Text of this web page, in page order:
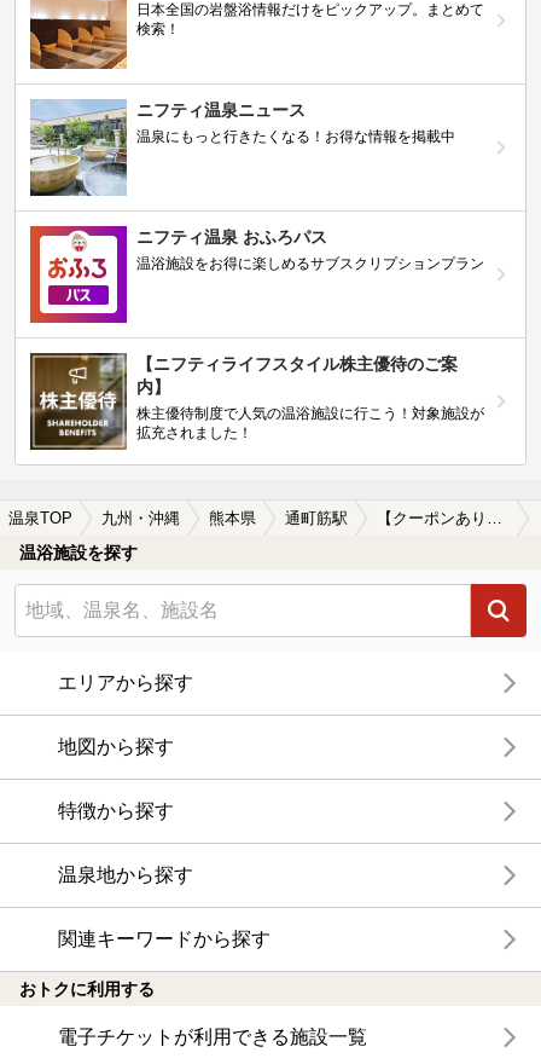
日本全国の岩盤浴情報だけをピックアップ。まとめて
検索！
ニフティ温泉ニュース
温泉にもっと行きたくなる！お得な情報を掲載中
ニフティ温泉 おふろパス
温浴施設をお得に楽しめるサブスクリプションプラン
【ニフティライフスタイル株主優待のご案
内】
株主優待制度で人気の温浴施設に行こう！対象施設が
拡充されました！
温泉TOP 九州・沖縄 熊本県 通町筋駅 【クーポンあり】ホテルで楽しめる通町筋駅近くの温泉、日帰り温泉、スーパー銭湯おすすめ
温浴施設を探す
エリアから探す
地図から探す
特徴から探す
温泉地から探す
関連キーワードから探す
おトクに利用する
電子チケットが利用できる施設一覧